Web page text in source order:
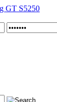
GT S5250